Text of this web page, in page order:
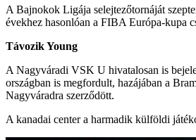
A Bajnokok Ligája selejtezőtornáját
évekhez hasonlóan a FIBA Európa-kupa
Távozik Young
A Nagyváradi VSK U hivatalosan is
országban is megfordult, hazájában a
Nagyváradra szerződött.
A kanadai center a harmadik külföldi